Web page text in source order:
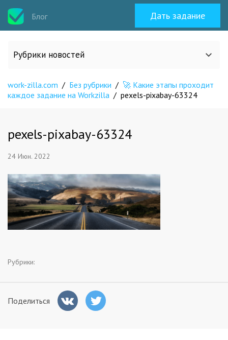
Блог Дать задание
Рубрики новостей
Все статьи
Новости сервиса
Исполнителям
Гости
work-zilla.com / Без рубрики / 🚀 Какие этапы проходит
каждое задание на Workzilla / pexels-pixabay-63324
pexels-pixabay-63324
24 Июн. 2022
Рубрики:
Поделиться